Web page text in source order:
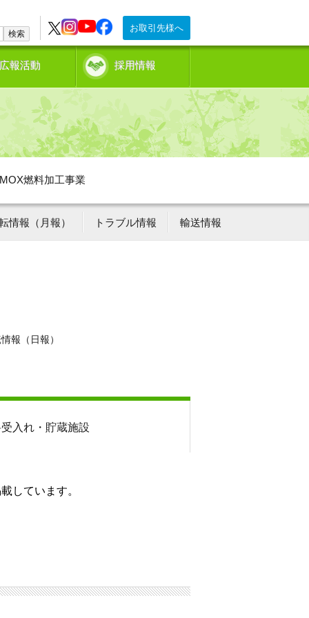
お取引先様へ
検索
報活動 採用情報
燃料加工事業
情報（月報） トラブル情報 輸送情報
報（日報）
受入れ・貯蔵施設
しています。